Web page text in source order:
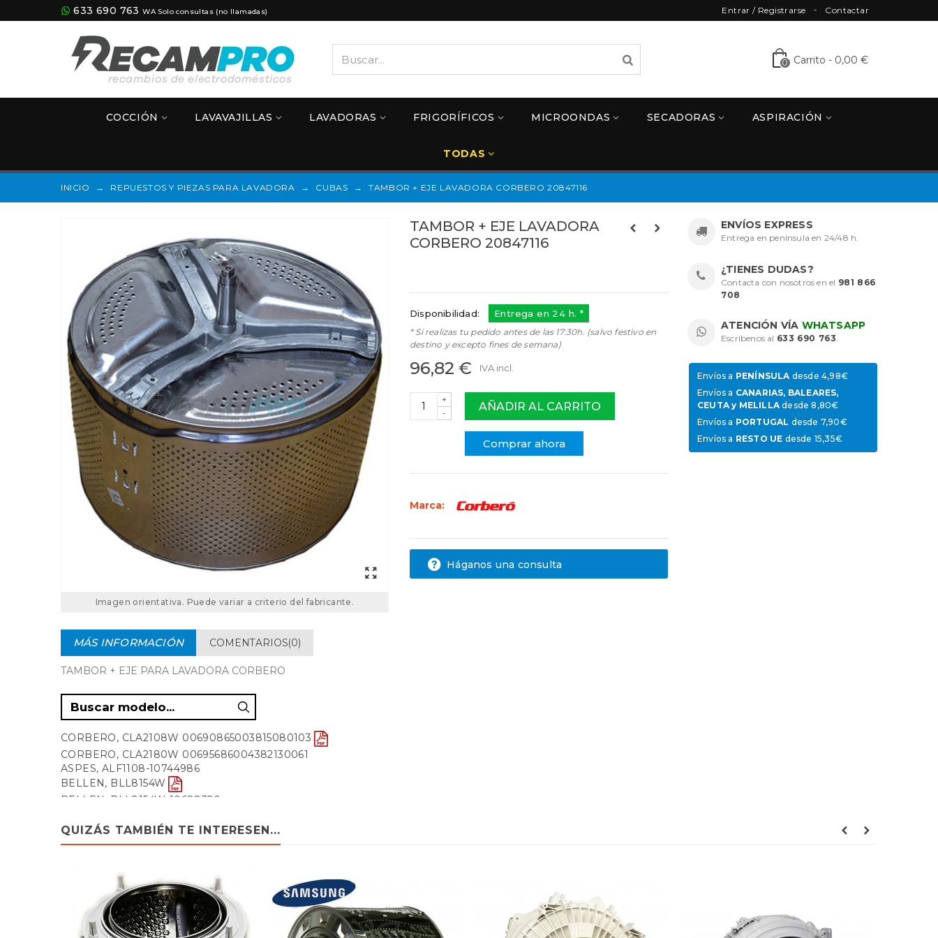
633 690 763 WA Solo consultas (no llamadas) Contactar
Entrar / Registrarse
0 Carrito - 0,00 €
COCCIÓN LAVAVAJILLAS LAVADORAS FRIGORÍFICOS MICROONDAS SECADORAS ASPIRACIÓN
TODAS
INICIO → REPUESTOS Y PIEZAS PARA LAVADORA → CUBAS → TAMBOR + EJE LAVADORA CORBERO 20847116
Imagen orientativa. Puede variar a criterio del fabricante.
TAMBOR + EJE LAVADORA
CORBERO 20847116
Disponibilidad: Entrega en 24 h. *
* Si realizas tu pedido antes de las 17:30h. (salvo festivo en
destino y excepto fines de semana)
96,82 € IVA incl.
-
+
AÑADIR AL CARRITO
Comprar ahora
Marca:
Háganos una consulta
ENVÍOS EXPRESS
Entrega en península en 24/48 h.
¿TIENES DUDAS?
Contacta con nosotros en el 981 866
708 .
ATENCIÓN VÍA WHATSAPP
Escríbenos al 633 690 763.
Envíos a PENÍNSULAdesde 4,98€
Envíos a CANARIAS, BALEARES,
CEUTA y MELILLAdesde 8,80€
Envíos a PORTUGAL desde 7,90€
Envíos a RESTO UE desde 15,35€
MÁS INFORMACIÓN COMENTARIOS(0)
TAMBOR + EJE PARA LAVADORA CORBERO
CORBERO, CLA2108W 00690865003815080103
CORBERO, CLA2180W 00695686004382130061
ASPES, ALF1108-10744986
BELLEN, BLL8154W
BELLEN, BLL8154W-10688320
BENAVENT, LB1008-ZD1054CF2F
BENAVENT, LB2810-10694883
CALIFORNIA, L810-10704510
CALIFORNIA, L810INOXSUPERECO
CALIFORNIA, L810S-10714351
CALIFORNIA, L810SUPERECO
QUIZÁS TAMBIÉN TE INTERESEN...